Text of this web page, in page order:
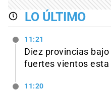
LO ÚLTIMO
11:21
Diez provincias
fuertes vientos esta
11:20